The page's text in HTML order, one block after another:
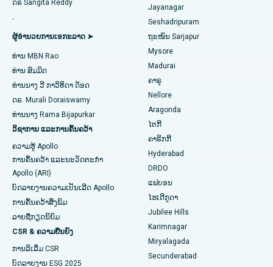
ຊອກຫານັກຈິດຕະວິທະຍາ
ຊອກຫາແພດຜ່າຕັດທົ່ວໄປ
ໂຮງໝໍທີ່ດີທີ່ສຸດໃນ Aragonda, Andhra Pradesh
ໂຮງໝໍທີ່ດີທີ່ສຸດໃນຖະໜົນ Bannerghatta, Bangalore
ໂຮງໝໍທີ່ດີທີ່ສຸດໃນໜ່ວຍທີ 15, Bhubaneswar
ໂຮງໝໍທີ່ດີທີ່ສຸດໃນຖະໜົນ Seepat, Bilaspur
ໂຮງໝໍທີ່ດີທີ່ສຸດໃນ Ellisbridge, Ahmedabad
ໂຮງໝໍທີ່ດີທີ່ສຸດໃນນິວເດລີ
ໂຮງໝໍທີ່ດີທີ່ສຸດໃນ DRDO, Hyderabad
ໂຮງໝໍທີ່ດີທີ່ສຸດໃນ GS Road, Guwahati
ໂຮງໝໍທີ່ດີທີ່ສຸດໃນ Hyderguda, Hyderabad
ໂຮງໝໍທີ່ດີທີ່ສຸດໃນ Vijay Nagar, Indore
ໂຮງໝໍທີ່ດີທີ່ສຸດໃນ Suryaraopeta Main Road, Kakinada
ການປ່ຽນແທນບ່າໄຫລ່
Ablation Endometrial
ເສັ້ນເລືອດແດງຂອງມົດລູກ
ການຜ່າຕັດໄຂ່ຫຼັງ
ການຜ່າຕັດມະເຮັງເຕົ້ານົມ
ການປິ່ນປົວໂຣກຜີວ ໜັງ
Colonoscopy
Polypectomy
ການກະຕຸ້ນສະຫມອງເລິກ
ການກວດລ້າງຊ່ອງຄອດ
ການກວດຮ່າງກາຍຂອງຫມາກໄຂ່ຫຼັງ
ດຣ Sangita Reddy
.
ຜູ້ອໍານວຍການເອກະລາດ ➤
ທ່ານ MBN Rao
ທ່ານ ສົມມິດ
ທ່ານ​ນາງ ວີ ກາ​ວິ​ທິ​ດາ ດັອດ
ດຣ. Murali Doraiswamy
ທ່ານ​ນາງ Rama Bijapurkar
ວິຊາການ ແລະການຄົ້ນຄວ້າ
ຄວາມຮູ້ Apollo
ການຄົ້ນຄວ້າ ແລະນະວັດຕະກໍາ
Apollo (ARI)
ບົດລາຍງານຄວາມເປັນເລີດ Apollo
ການຄົ້ນຄວ້າສິ່ງພິມ
ລາຍຊື່ກຽດນິຍົມ
CSR & ຄວາມຍືນຍົງ
ການລິເລີ່ມ CSR
ບົດລາຍງານ ESG 2025
Jayanagar
Seshadripuram
ຖະໜົນ Sarjapur
Mysore
Madurai
ຄາຣູ
Nellore
Aragonda
ໄຕກີ
ຄາຣິກກີ
Hyderabad
DRDO
ແຟບອນ
ໄຮເດີກູດາ
Jubilee Hills
Karimnagar
Miryalagada
Secunderabad